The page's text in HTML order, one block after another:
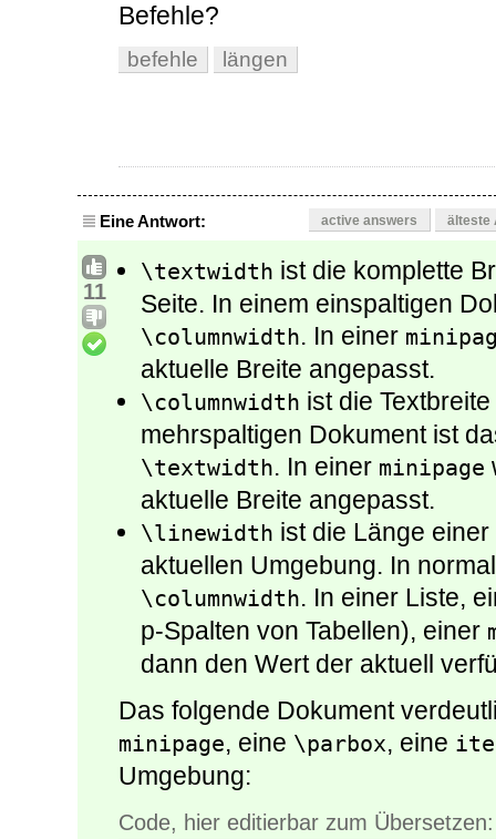
Befehle?
befehle längen
Eine Antwort: active answers älteste
11
\textwidth ist die komplette
Seite. In einem einspaltigen
\columnwidth. In einer
aktuelle Breite angepasst.
\columnwidth ist die
mehrspaltigen Dokument ist
\textwidth. In einer minipage
aktuelle Breite angepasst.
\linewidth ist die Länge
aktuellen Umgebung. In
\columnwidth. In einer Liste,
p-Spalten von Tabellen), einer
dann den Wert der aktuell
Das folgende Dokument
minipage, eine \parbox, eine
Umgebung:
Code, hier editierbar zum Übersetzen: